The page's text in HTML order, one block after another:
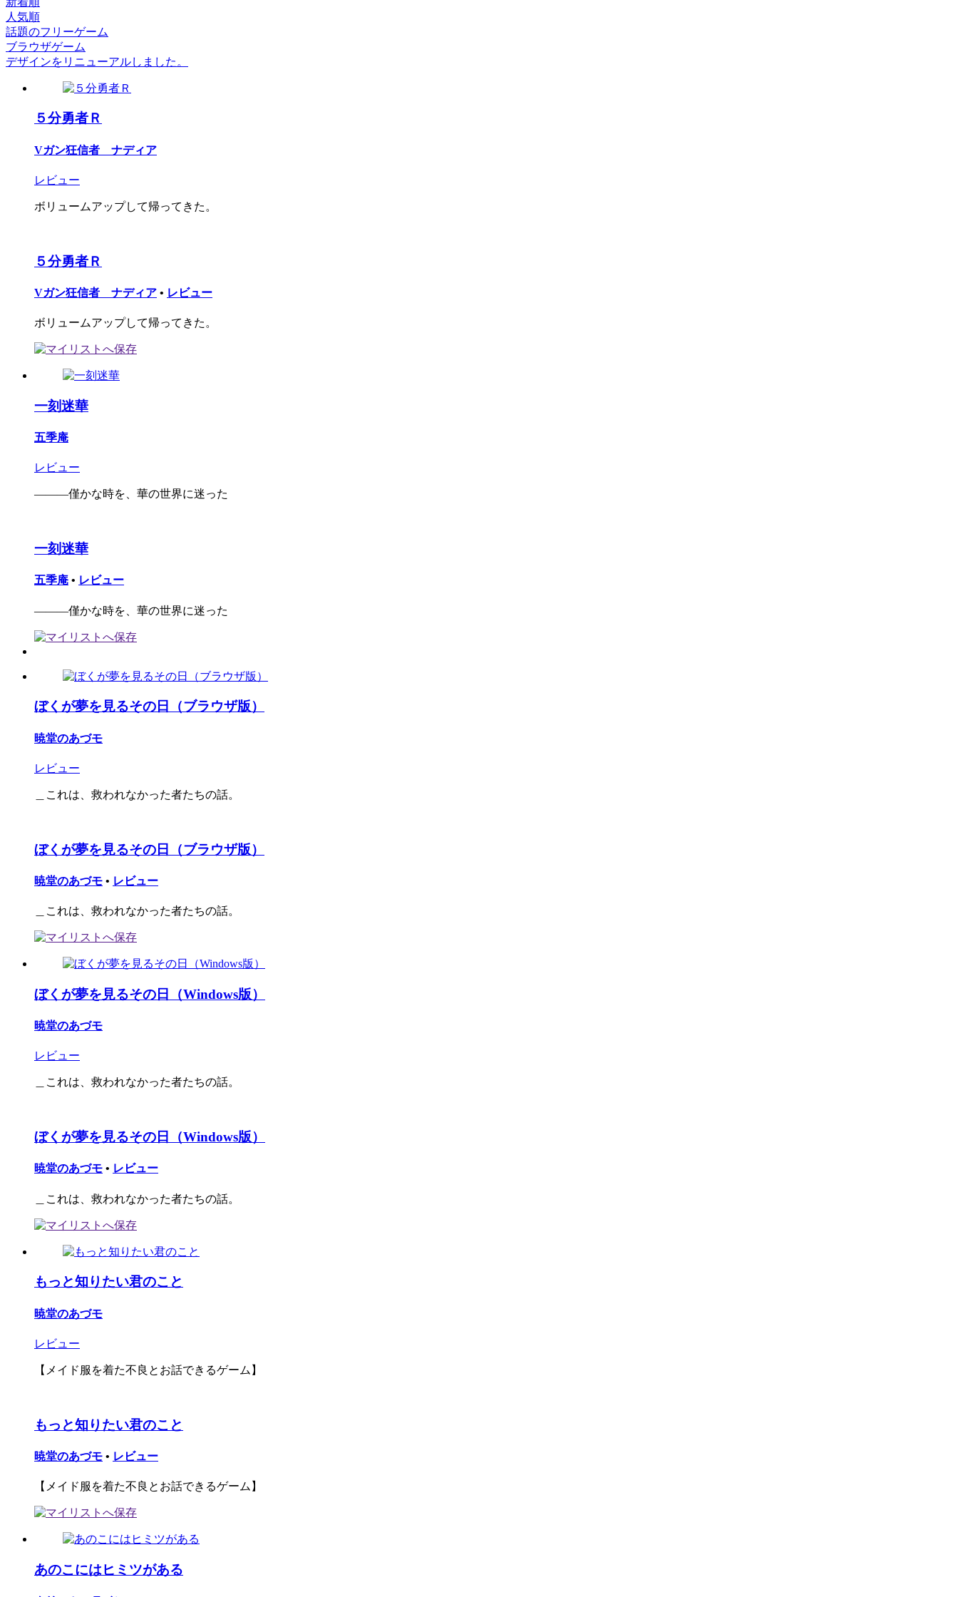
人気順
話題のフリーゲーム
ブラウザゲーム
デザインをリニューアルしました。
５分勇者Ｒ
Vガン狂信者 ナディア
レビュー
ボリュームアップして帰ってきた。
５分勇者Ｒ
Vガン狂信者 ナディア • レビュー
ボリュームアップして帰ってきた。
一刻迷華
五季庵
レビュー
―――僅かな時を、華の世界に迷った
一刻迷華
五季庵 • レビュー
―――僅かな時を、華の世界に迷った
ぼくが夢を見るその日（ブラウザ版）
暁堂のあづモ
レビュー
＿これは、救われなかった者たちの話。
ぼくが夢を見るその日（ブラウザ版）
暁堂のあづモ • レビュー
＿これは、救われなかった者たちの話。
ぼくが夢を見るその日（Windows版）
暁堂のあづモ
レビュー
＿これは、救われなかった者たちの話。
ぼくが夢を見るその日（Windows版）
暁堂のあづモ • レビュー
＿これは、救われなかった者たちの話。
もっと知りたい君のこと
暁堂のあづモ
レビュー
【メイド服を着た不良とお話できるゲーム】
もっと知りたい君のこと
暁堂のあづモ • レビュー
【メイド服を着た不良とお話できるゲーム】
あのこにはヒミツがある